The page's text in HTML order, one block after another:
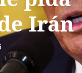
Irán